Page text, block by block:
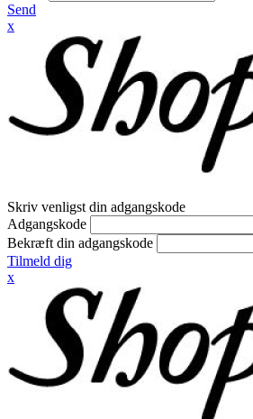
Send
x
Skriv venligst din adgangskode
Adgangskode
Bekræft din adgangskode
Tilmeld dig
x